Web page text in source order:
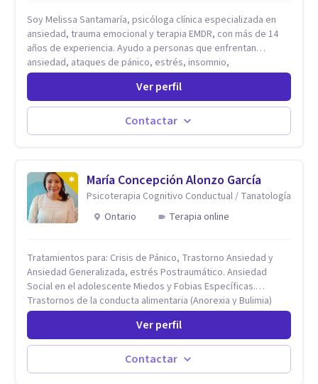
Soy Melissa Santamaría, psicóloga clínica especializada en
ansiedad, trauma emocional y terapia EMDR, con más de 14
años de experiencia. Ayudo a personas que enfrentan
ansiedad, ataques de pánico, estrés, insomnio,
pensamientos intrusivos, baja autoestima y experiencias
difíciles que continúan afectando su bienestar. Trabajo con
EMDR, terapia cognitivo-conductual y terapias contextuales
basadas en evidencia científica para ayudarte a comprender
el origen de tu malestar, sanar heridas emocionales y
procesos de crecimiento personal, regulación emocional y
recuperación del bienestar psicológico. Ofrezco terapia
online en español para personas que viven en Estados Unidos
y otros países, brindando un espacio seguro, confidencial y
Ver perfil
Contactar
María Concepción Alonzo García
Psicoterapia Cognitivo Conductual / Tanatología
Ontario
Terapia online
Tratamientos para: Crisis de Pánico, Trastorno Ansiedad y
Ansiedad Generalizada, estrés Postraumático. Ansiedad
Social en el adolescente Miedos y Fobias Específicas.
Trastornos de la conducta alimentaria (Anorexia y Bulimia)
Modificación conductas no deseadas. Impulsividad,
conductas obsesivas, compulsividad. Trastorno obsesivo
compulsivo. Tratamiento Eficaz para la Depresión (AC)
Evaluación, contención e intervención en riesgo Suicida
Conductas autolesivas en el adolescente. Problemas con el
Ver perfil
Contactar